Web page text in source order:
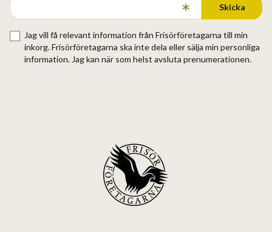
Skicka
Jag vill få relevant information från Frisörföretagarna till min
inkorg. Frisörföretagarna ska inte dela eller sälja min personliga
information. Jag kan när som helst avsluta prenumerationen.